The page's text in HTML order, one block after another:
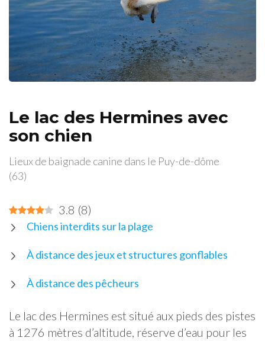
Le lac des Hermines avec
son chien
Lieux de baignade canine dans le Puy-de-dôme
(63)
3.8 (8)
Chiens interdits sur la plage
À distance des jeux et structures gonflables
À distance des pêcheurs
Le lac des Hermines est situé aux pieds des pistes
à 1276 mètres d’altitude, réserve d’eau pour les